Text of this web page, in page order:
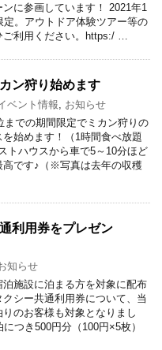
に参画しています！ 2021年1
定。アウトドア体験ツアー等の
利用ください。https:/ …
ン狩り始めます
ベント情報
お知らせ
までの期間限定でミカン狩りの
始めます！（1時間食べ放題
トハウスから車で5～10分ほど
高です♪（※写真は去年の収穫
利用券をプレゼン
知らせ
施設に泊まる方を対象に配布
シー共通利用券について、当
のお客様も対象となりまし
つき500円分（100円×5枚）